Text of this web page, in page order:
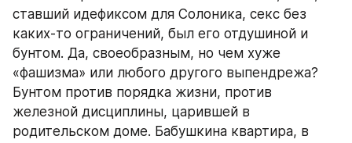
ставший идефиксом для Солоника, секс без
каких-то ограничений, был его отдушиной и
бунтом. Да, своеобразным, но чем хуже
«фашизма» или любого другого выпендрежа?
Бунтом против порядка жизни, против
железной дисциплины, царившей в
родительском доме. Бабушкина квартира, в